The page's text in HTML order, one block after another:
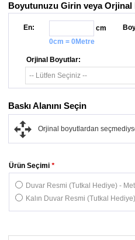
Boyutunuzu Girin veya
En:
cm
0cm = 0Metre
Orjinal Boyutlar:
*
Ürün Seçimi
Duvar Resmi (Tutkal Hediye) -
Kalın Duvar Resmi (Tutkal
Baskı Alanını Seçin
Orjinal boyutlardan